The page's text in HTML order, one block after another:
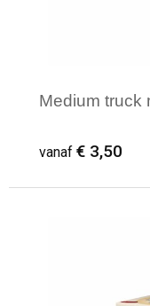
Medium truck
vanaf € 3,50